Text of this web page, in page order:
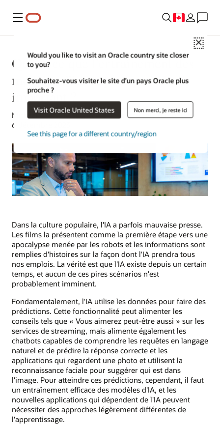
Menu
Close
Would you like to visit an Oracle country site closer
to you?
Souhaitez-vous visiter le site d’un pays Oracle plus
proche ?
Visit Oracle United States Non merci, je reste ici
See this page for a different country/region
Qu'est-ce que l'entraînement des
modèles d'IA et pourquoi est-il
important ?
Michael Chen | Responsable de la stratégie du contenu |
6 décembre 2023
Dans la culture populaire, l'IA a parfois mauvaise presse.
Les films la présentent comme la première étape vers une
apocalypse menée par les robots et les informations sont
remplies d'histoires sur la façon dont l'IA prendra tous
nos emplois. La vérité est que l'IA existe depuis un certain
temps, et aucun de ces pires scénarios n'est
probablement imminent.
Fondamentalement, l'IA utilise les données pour faire des
prédictions. Cette fonctionnalité peut alimenter les
conseils tels que « Vous aimerez peut-être aussi » sur les
services de streaming, mais alimente également les
chatbots capables de comprendre les requêtes en langage
naturel et de prédire la réponse correcte et les
applications qui regardent une photo et utilisent la
reconnaissance faciale pour suggérer qui est dans
l'image. Pour atteindre ces prédictions, cependant, il faut
un entraînement efficace des modèles d'IA, et les
nouvelles applications qui dépendent de l'IA peuvent
nécessiter des approches légèrement différentes de
l'apprentissage.